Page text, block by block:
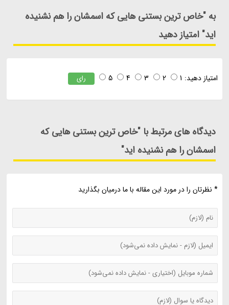
به "خاص ترین بستنی هایی که اسمشان را هم نشنیده
اید" امتیاز دهید
امتیاز دهید: 1
2
3
4
5 رای
دیدگاه های مرتبط با "خاص ترین بستنی هایی که
اسمشان را هم نشنیده اید"
* نظرتان را در مورد این مقاله با ما درمیان بگذارید